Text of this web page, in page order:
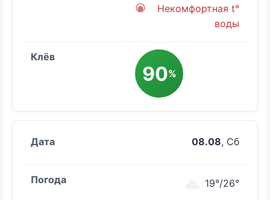
Некомфортная t°
воды
90%
08.08, Сб
19°/26°